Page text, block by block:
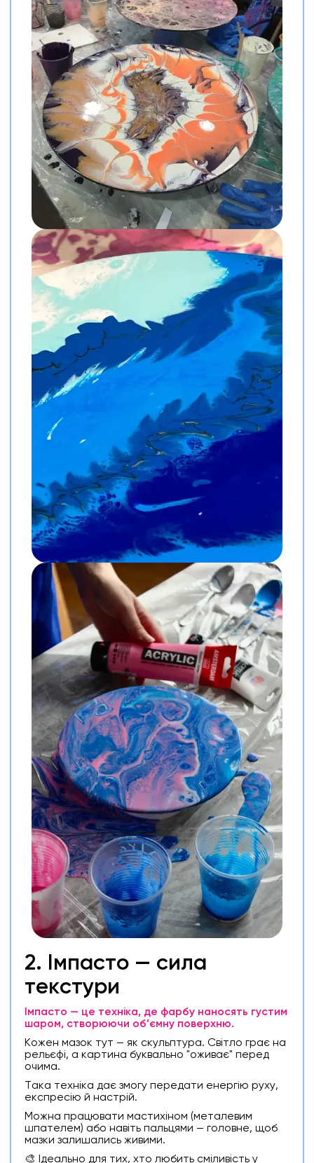
2. Імпасто — сила
текстури
Імпасто — це техніка, де фарбу наносять густим
шаром, створюючи об’ємну поверхню.
Кожен мазок тут — як скульптура. Світло грає на
рельєфі, а картина буквально "оживає" перед
очима.
Така техніка дає змогу передати енергію руху,
експресію й настрій.
Можна працювати мастихіном (металевим
шпателем) або навіть пальцями — головне, щоб
мазки залишались живими.
🎨 Ідеально для тих, хто любить сміливість у